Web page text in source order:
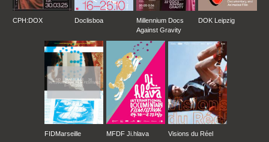
CPH:DOX Doclisboa
Millennium Docs
Against Gravity
DOK Leipzig
FIDMarseille MFDF Ji.hlava Visions du Réel